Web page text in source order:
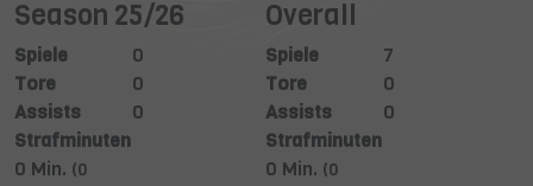
Season 25/26
Spiele
0
Tore
0
Assists
0
Strafminuten
0 Min. (0
Overall
Spiele
7
Tore
0
Assists
0
Strafminuten
0 Min. (0